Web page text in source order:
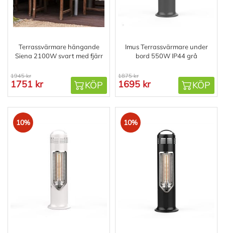
Terrassvärmare hängande
Siena 2100W svart med fjärr
1945 kr
1751 kr KÖP
Imus Terrassvärmare under
bord 550W IP44 grå
1875 kr
1695 kr KÖP
10% 10%